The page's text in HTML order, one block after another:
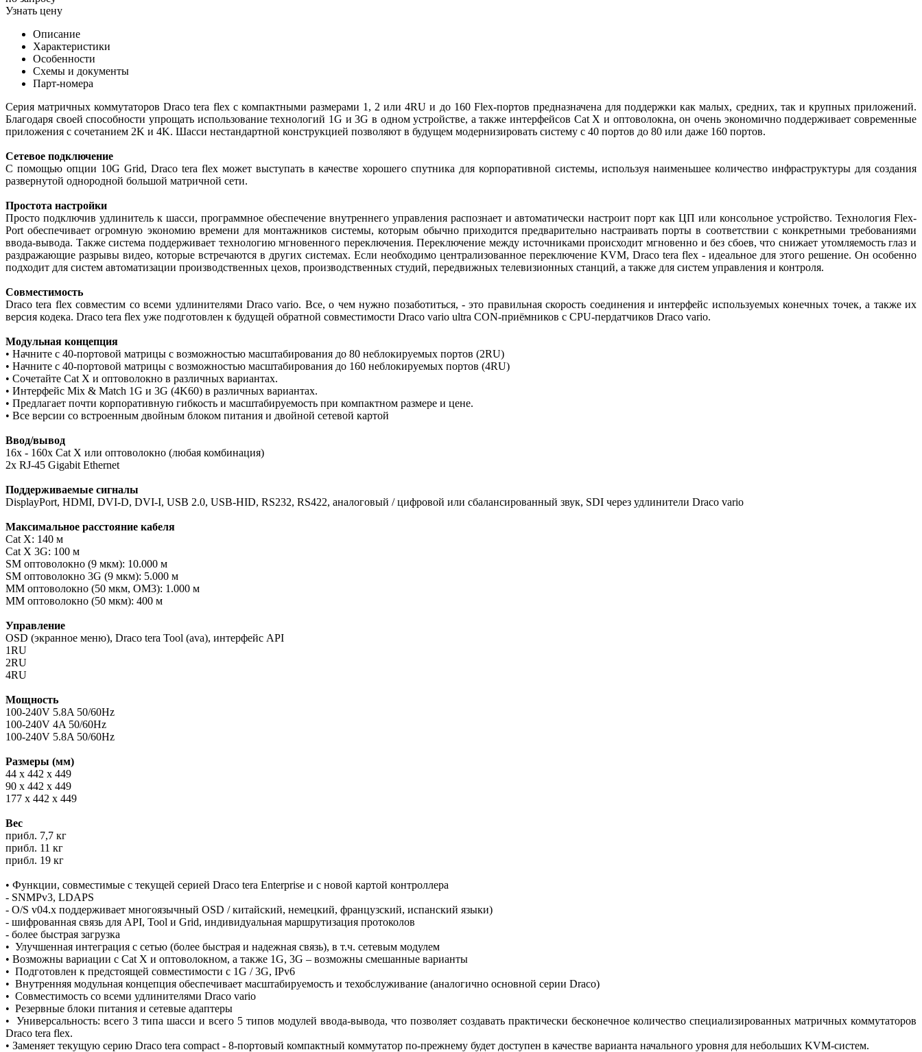
Узнать цену
Описание
Характеристики
Особенности
Схемы и документы
Парт-номера
Серия матричных коммутаторов Draco tera flex с компактными размерами 1, 2 или 4RU и до 160 Flex-портов предназначена для поддержки как малых, средних, так и крупных приложений.
Благодаря своей способности упрощать использование технологий 1G и 3G в одном устройстве, а также интерфейсов Cat X и оптоволокна, он очень экономично поддерживает современные
приложения с сочетанием 2K и 4K. Шасси нестандартной конструкцией позволяют в будущем модернизировать систему с 40 портов до 80 или даже 160 портов.
Сетевое подключение
С помощью опции 10G Grid, Draco tera flex может выступать в качестве хорошего спутника для корпоративной системы, используя наименьшее количество инфраструктуры для создания
развернутой однородной большой матричной сети.
Простота настройки
Просто подключив удлинитель к шасси, программное обеспечение внутреннего управления распознает и автоматически настроит порт как ЦП или консольное устройство. Технология Flex-
Port обеспечивает огромную экономию времени для монтажников системы, которым обычно приходится предварительно настраивать порты в соответствии с конкретными требованиями
ввода-вывода. Также система поддерживает технологию мгновенного переключения. Переключение между источниками происходит мгновенно и без сбоев, что снижает утомляемость глаз и
раздражающие разрывы видео, которые встречаются в других системах. Если необходимо централизованное переключение KVM, Draco tera flex - идеальное для этого решение. Он особенно
подходит для систем автоматизации производственных цехов, производственных студий, передвижных телевизионных станций, а также для систем управления и контроля.
Совместимость
Draco tera flex совместим со всеми удлинителями Draco vario. Все, о чем нужно позаботиться, - это правильная скорость соединения и интерфейс используемых конечных точек, а также их
версия кодека. Draco tera flex уже подготовлен к будущей обратной совместимости Draco vario ultra CON-приёмников с CPU-пердатчиков Draco vario.
Модульная концепция
• Начните с 40-портовой матрицы с возможностью масштабирования до 80 неблокируемых портов (2RU)
• Начните с 40-портовой матрицы с возможностью масштабирования до 160 неблокируемых портов (4RU)
• Сочетайте Cat X и оптоволокно в различных вариантах.
• Интерфейс Mix & Match 1G и 3G (4K60) в различных вариантах.
• Предлагает почти корпоративную гибкость и масштабируемость при компактном размере и цене.
• Все версии со встроенным двойным блоком питания и двойной сетевой картой
Ввод/вывод
16x - 160x Cat X или оптоволокно (любая комбинация)
2x RJ-45 Gigabit Ethernet
Поддерживаемые сигналы
DisplayPort, HDMI, DVI-D, DVI-I, USB 2.0, USB-HID, RS232, RS422, аналоговый / цифровой или сбалансированный звук, SDI через удлинители Draco vario
Максимальное расстояние кабеля
Cat X: 140 м
Cat X 3G: 100 м
SM оптоволокно (9 мкм): 10.000 м
SM оптоволокно 3G (9 мкм): 5.000 м
MM оптоволокно (50 мкм, OM3): 1.000 м
MM оптоволокно (50 мкм): 400 м
Управление
OSD (экранное меню), Draco tera Tool (ava), интерфейс API
1RU
2RU
4RU
Мощность
100-240V 5.8A 50/60Hz
100-240V 4A 50/60Hz
100-240V 5.8A 50/60Hz
Размеры (мм)
44 x 442 x 449
90 x 442 x 449
177 x 442 x 449
Вес
прибл. 7,7 кг
прибл. 11 кг
прибл. 19 кг
• Функции, совместимые с текущей серией Draco tera Enterprise и с новой картой контроллера
- SNMPv3, LDAPS
- O/S v04.x поддерживает многоязычный OSD / китайский, немецкий, французский, испанский языки)
- шифрованная связь для API, Tool и Grid, индивидуальная маршрутизация протоколов
- более быстрая загрузка
• Улучшенная интеграция с сетью (более быстрая и надежная связь), в т.ч. сетевым модулем
• Возможны вариации с Cat X и оптоволокном, а также 1G, 3G – возможны смешанные варианты
• Подготовлен к предстоящей совместимости с 1G / 3G, IPv6
• Внутренняя модульная концепция обеспечивает масштабируемость и техобслуживание (аналогично основной серии Draco)
• Совместимость со всеми удлинителями Draco vario
• Резервные блоки питания и сетевые адаптеры
• Универсальность: всего 3 типа шасси и всего 5 типов модулей ввода-вывода, что позволяет создавать практически бесконечное количество специализированных матричных коммутаторов
Draco tera flex.
• Заменяет текущую серию Draco tera compact - 8-портовый компактный коммутатор по-прежнему будет доступен в качестве варианта начального уровня для небольших KVM-систем.